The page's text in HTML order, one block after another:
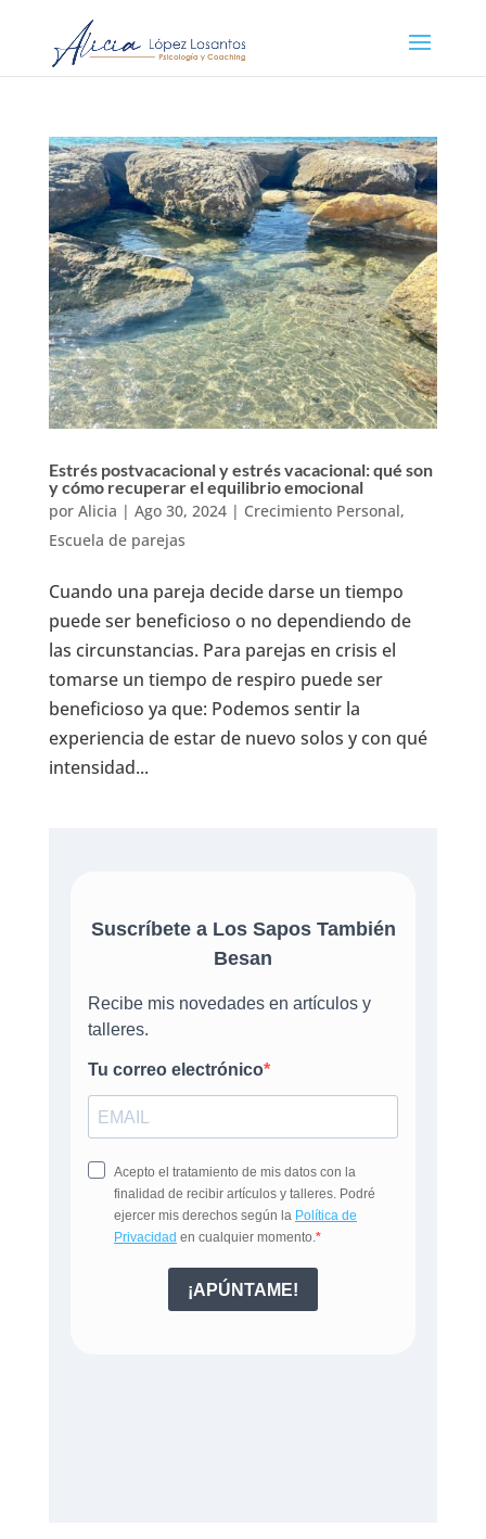
Estrés postvacacional y estrés vacacional: qué son
y cómo recuperar el equilibrio emocional
por Alicia | Ago 30, 2024| Crecimiento Personal,
Escuela de parejas
Cuando una pareja decide darse un tiempo
puede ser beneficioso o no dependiendo de
las circunstancias. Para parejas en crisis el
tomarse un tiempo de respiro puede ser
beneficioso ya que: Podemos sentir la
experiencia de estar de nuevo solos y con qué
intensidad...